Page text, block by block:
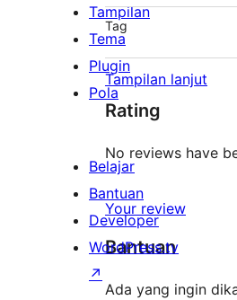
Tag
Tampilan lanjut
Rating
No reviews have
Your review
Bantuan
Ada yang ingin
Tampilan
Tema
Plugin
Pola
Belajar
Bantuan
Developer
WordPress.tv
↗